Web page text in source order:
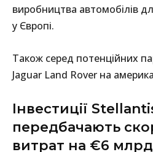
виробництва автомобілів
у Європі.
Також серед потенційних
Jaguar Land Rover на
Інвестиції
передбачають
витрат на €6 млрд